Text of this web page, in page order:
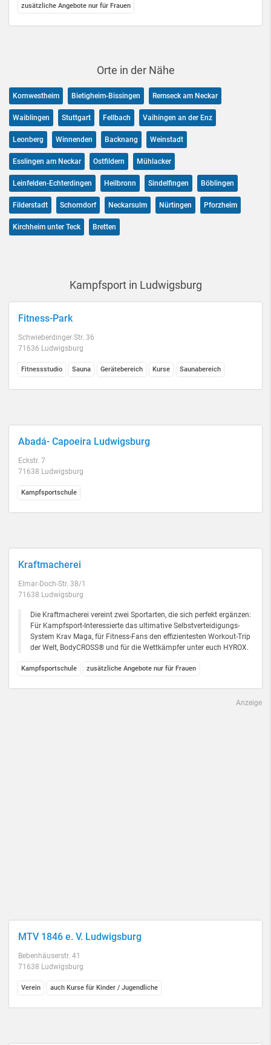
zusätzliche Angebote nur für Frauen
Orte in der Nähe
Kornwestheim Bietigheim-Bissingen Remseck am Neckar
Waiblingen Stuttgart Fellbach Vaihingen an der Enz
Leonberg Winnenden Backnang Weinstadt
Esslingen am Neckar Ostfildern Mühlacker
Leinfelden-Echterdingen Heilbronn Sindelfingen Böblingen
Filderstadt Schorndorf Neckarsulm Nürtingen Pforzheim
Kirchheim unter Teck Bretten
Kampfsport in Ludwigsburg
Fitness-Park
Schwieberdinger Str. 36
71636 Ludwigsburg
Fitnessstudio Sauna Gerätebereich Kurse Saunabereich
Abadá- Capoeira Ludwigsburg
Eckstr. 7
71638 Ludwigsburg
Kampfsportschule
Kraftmacherei
Elmar-Doch-Str. 38/1
71638 Ludwigsburg
Die Kraftmacherei vereint zwei Sportarten, die sich perfekt ergänzen:
Für Kampfsport-Interessierte das ultimative Selbstverteidigungs-
System Krav Maga, für Fitness-Fans den effizientesten Workout-Trip
der Welt, BodyCROSS® und für die Wettkämpfer unter euch HYROX.
Kampfsportschule zusätzliche Angebote nur für Frauen
Anzeige
MTV 1846 e. V. Ludwigsburg
Bebenhäuserstr. 41
71638 Ludwigsburg
Verein auch Kurse für Kinder / Jugendliche